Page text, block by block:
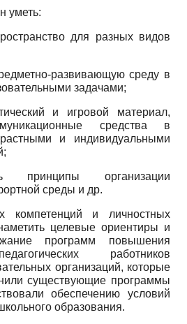
уметь:
для разных видов
развивающую среду в
задачами;
и игровой материал,
средства в
и индивидуальными
принципы организации
среды и др.
компетенций и личностных
целевые ориентиры и
программ повышения
работников
организаций, которые
существующие программы
обеспечению условий
образования.